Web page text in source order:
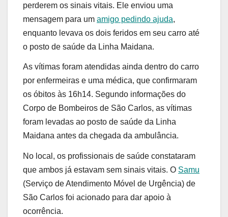
perderem os sinais vitais. Ele enviou uma
mensagem para um amigo pedindo ajuda,
enquanto levava os dois feridos em seu carro até
o posto de saúde da Linha Maidana.
As vítimas foram atendidas ainda dentro do carro
por enfermeiras e uma médica, que confirmaram
os óbitos às 16h14. Segundo informações do
Corpo de Bombeiros de São Carlos, as vítimas
foram levadas ao posto de saúde da Linha
Maidana antes da chegada da ambulância.
No local, os profissionais de saúde constataram
que ambos já estavam sem sinais vitais. O Samu
(Serviço de Atendimento Móvel de Urgência) de
São Carlos foi acionado para dar apoio à
ocorrência.